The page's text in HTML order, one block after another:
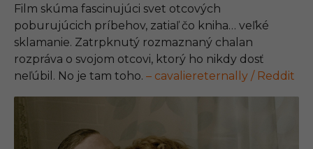
Film skúma fascinujúci svet otcových
poburujúcich príbehov, zatiaľ čo kniha… veľké
sklamanie. Zatrpknutý rozmaznaný chalan
rozpráva o svojom otcovi, ktorý ho nikdy dosť
neľúbil. No je tam toho. – cavaliereternally / Reddit